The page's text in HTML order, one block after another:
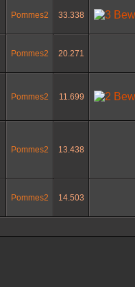
Pommes2 33.338
Pommes2 20.271
Pommes2 11.699
Pommes2 13.438
Pommes2 14.503